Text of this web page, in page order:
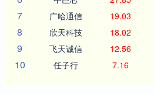
7 广哈通信 19.03
8 欣天科技 18.02
9 飞天诚信 12.56
10 任子行 7.16